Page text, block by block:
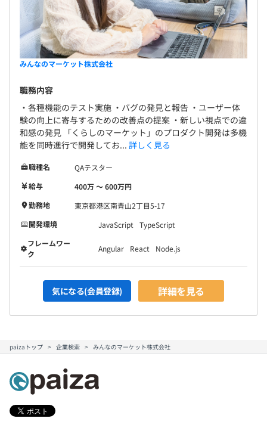
みんなのマーケット株式会社
職務内容
・各種機能のテスト実施 ・バグの発見と報告 ・ユーザー体
験の向上に寄与するための改善点の提案 ・新しい視点での違
和感の発見 「くらしのマーケット」のプロダクト開発は多機
能を同時進行で開発してお... 詳しく見る
職種名
QAテスター
給与
400万 〜 600万円
勤務地
東京都港区南青山2丁目5-17
開発環境
JavaScript
TypeScript
フレームワー
ク
Angular React Node.js
気になる(会員登録) 詳細を見る
paizaトップ 企業検索 みんなのマーケット株式会社